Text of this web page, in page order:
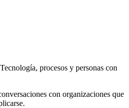
procesos y personas con
con organizaciones que